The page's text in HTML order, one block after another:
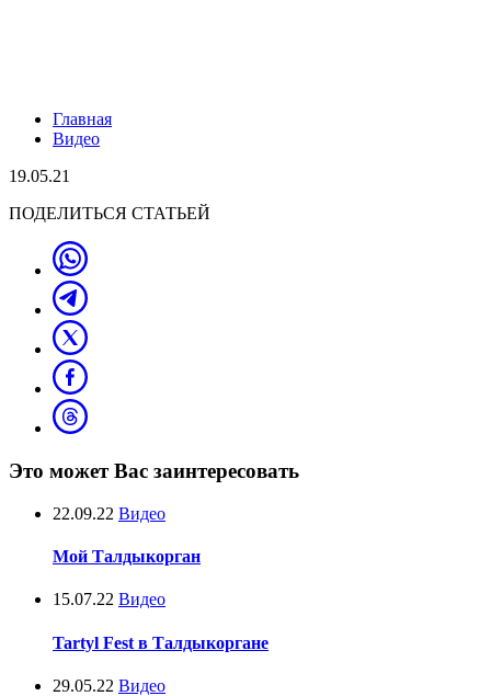
Главная
Видео
19.05.21
ПОДЕЛИТЬСЯ СТАТЬЕЙ
Это может Вас заинтересовать
22.09.22 Видео
Мой Талдыкорган
15.07.22 Видео
Tartyl Fest в Талдыкоргане
29.05.22 Видео